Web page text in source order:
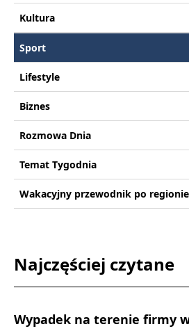
Kultura
Sport
Lifestyle
Biznes
Rozmowa Dnia
Temat Tygodnia
Wakacyjny przewodnik po regionie
Najczęściej czytane
Wypadek na terenie firmy